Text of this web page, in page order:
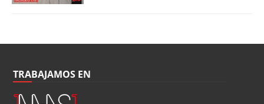
TRABAJAMOS EN